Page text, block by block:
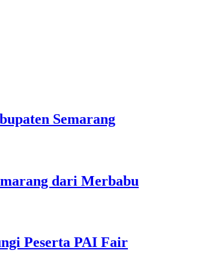
Semarang
dari Merbabu
Peserta PAI Fair